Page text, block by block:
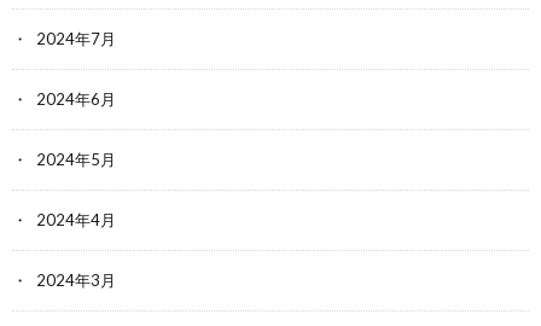
2024年7月
2024年6月
2024年5月
2024年4月
2024年3月